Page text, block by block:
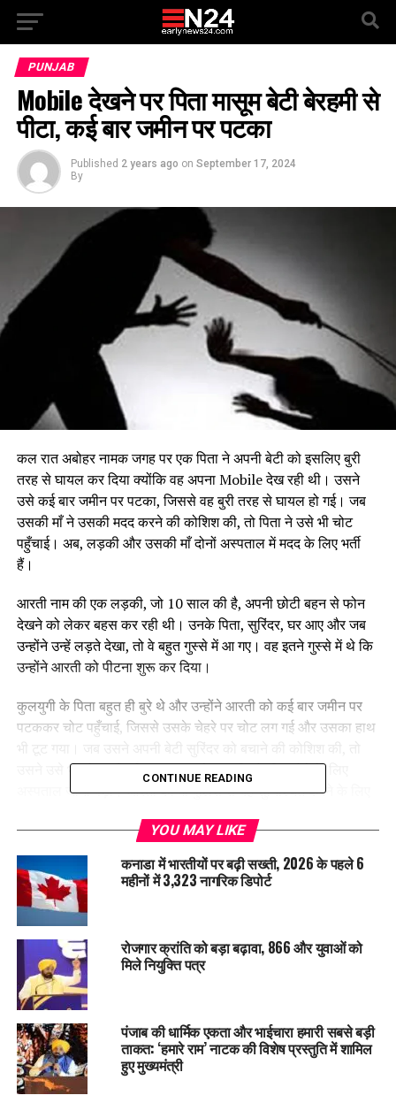
PUNJAB
Mobile देखने पर पिता मासूम बेटी बेरहमी से
पीटा, कई बार जमीन पर पटका
Published 2 years ago on September 17, 2024
By
कल रात अबोहर नामक जगह पर एक पिता ने अपनी बेटी को इसलिए बुरी
तरह से घायल कर दिया क्योंकि वह अपना Mobile देख रही थी। उसने
उसे कई बार जमीन पर पटका, जिससे वह बुरी तरह से घायल हो गई। जब
उसकी माँ ने उसकी मदद करने की कोशिश की, तो पिता ने उसे भी चोट
पहुँचाई। अब, लड़की और उसकी माँ दोनों अस्पताल में मदद के लिए भर्ती
हैं।
आरती नाम की एक लड़की, जो 10 साल की है, अपनी छोटी बहन से फोन
देखने को लेकर बहस कर रही थी। उनके पिता, सुरिंदर, घर आए और जब
उन्होंने उन्हें लड़ते देखा, तो वे बहुत गुस्से में आ गए। वह इतने गुस्से में थे कि
उन्होंने आरती को पीटना शुरू कर दिया।
कुलयुगी के पिता बहुत ही बुरे थे और उन्होंने आरती को कई बार जमीन पर
पटककर चोट पहुँचाई, जिससे उसके चेहरे पर चोट लग गई और उसका हाथ
उसने उसे भी चोट पहुँचाई। इस वजह से, आरती को ठीक होने के लिए
अस्पताल जाना पड़ा। आरती की माँ पुलिस से यह सुनिश्चित करने के लिए
RELATED TOPICS: CRIME NEWS LATEST NEWS
POLICE
TRENDING
UP NEXT
Vegetables के रेट ने आम लोगों की जेब पर डाला असर, देखिए
किस सब्जी का कितना हुआ रेट
DON'T MISS
Punjab सरकार ने किसानों के लिए कर्ज माफी योजना तैयार करने का
विचार किया
CONTINUE READING
YOU MAY LIKE
कनाडा में भारतीयों पर बढ़ी सख्ती, 2026 के पहले 6
महीनों में 3,323 नागरिक डिपोर्ट
रोजगार क्रांति को बड़ा बढ़ावा, 866 और युवाओं को
मिले नियुक्ति पत्र
पंजाब की धार्मिक एकता और भाईचारा हमारी सबसे बड़ी
ताकत: ‘हमारे राम’ नाटक की विशेष प्रस्तुति में शामिल
हुए मुख्यमंत्री